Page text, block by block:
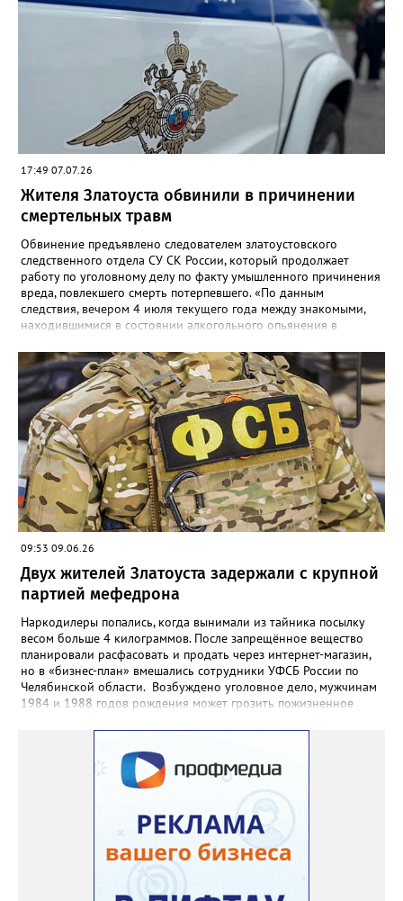
17:49 07.07.26
Жителя Златоуста обвинили в причинении
смертельных травм
Обвинение предъявлено следователем златоустовского
следственного отдела СУ СК России, который продолжает
работу по уголовному делу по факту умышленного причинения
вреда, повлекшего смерть потерпевшего. «По данным
следствия, вечером 4 июля текущего года между знакомыми,
находившимися в состоянии алкогольного опьянения в
произошёл конфликт, в ходе которого обвиняемый нанёс не
менее двух ударов ножом в область бедра 35-летнего
потерпевшего. Смерть мужчины наступила от полученных
телесных повреждений на месте происшествия», - сообщили в
СК. Агрессора при попытке скрыться задержали сотрудники
отдельной роты патрульно-постовой службы. Сейчас назначен
комплекс судебных экспертиз, следствие планирует просить
суд заключить фигуранта уголовного дела под стражу.
09:53 09.06.26
Двух жителей Златоуста задержали с крупной
партией мефедрона
Наркодилеры попались, когда вынимали из тайника посылку
весом больше 4 килограммов. После запрещённое вещество
планировали расфасовать и продать через интернет-магазин,
но в «бизнес-план» вмешались сотрудники УФСБ России по
Челябинской области. Возбуждено уголовное дело, мужчинам
1984 и 1988 годов рождения может грозить пожизненное
наркотиков региональное УФСБ ведёт по всем фронтам. Так,
сотрудники управления ликвидировали две подпольных
химических лаборатории по производству и расфасовке
наркотических средств. В общей сложности оперативники
изъяли из незаконного оборота более 65 килограммов
«синтетики» и свыше 600 килограммов прекурсоров,
предназначенных для дальнейшего производства наркотиков
и психотропных веществ, а также химические реактивы и
лабораторное оборудование.